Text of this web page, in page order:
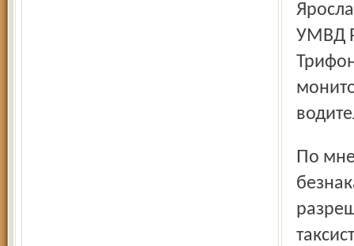
УМВД
По мнению Евгения Минина, «бомбилы» чув­ствуют свою